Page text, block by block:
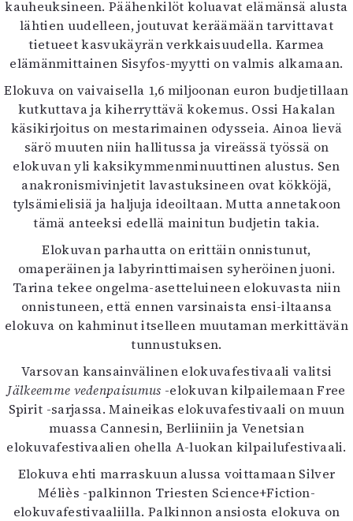
kauheuksineen. Päähenkilöt koluavat elämänsä alusta
lähtien uudelleen, joutuvat keräämään tarvittavat
tietueet kasvukäyrän verkkaisuudella. Karmea
elämänmittainen Sisyfos-myytti on valmis alkamaan.
Elokuva on vaivaisella 1,6 miljoonan euron budjetillaan
kutkuttava ja kiherryttävä kokemus. Ossi Hakalan
käsikirjoitus on mestarimainen odysseia. Ainoa lievä
särö muuten niin hallitussa ja vireässä työssä on
elokuvan yli kaksikymmenminuuttinen alustus. Sen
anakronismivinjetit lavastuksineen ovat kökköjä,
tylsämielisiä ja haljuja ideoiltaan. Mutta annetakoon
tämä anteeksi edellä mainitun budjetin takia.
Elokuvan parhautta on erittäin onnistunut,
omaperäinen ja labyrinttimaisen syheröinen juoni.
Tarina tekee ongelma-asetteluineen elokuvasta niin
onnistuneen, että ennen varsinaista ensi-iltaansa
elokuva on kahminut itselleen muutaman merkittävän
tunnustuksen.
Varsovan kansainvälinen elokuvafestivaali valitsi
Jälkeemme vedenpaisumus -elokuvan kilpailemaan Free
Spirit -sarjassa. Maineikas elokuvafestivaali on muun
muassa Cannesin, Berliiniin ja Venetsian
elokuvafestivaalien ohella A-luokan kilpailufestivaali.
Elokuva ehti marraskuun alussa voittamaan Silver
Méliès -palkinnon Triesten Science+Fiction-
elokuvafestivaaliilla. Palkinnon ansiosta elokuva on